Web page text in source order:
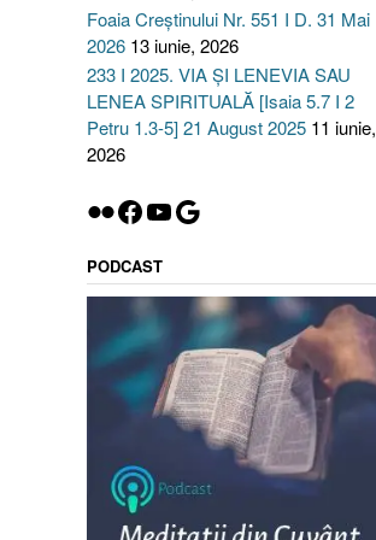
Foaia Creștinului Nr. 551 I D. 31 Mai
2026 13 iunie, 2026
233 I 2025. VIA ȘI LENEVIA SAU
LENEA SPIRITUALĂ [Isaia 5.7 I 2
Petru 1.3-5] 21 August 2025 11 iunie,
2026
Flickr
Facebook
YouTube
Google
PODCAST